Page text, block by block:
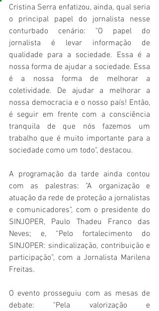
Cristina Serra enfatizou, ainda, qual seria
o principal papel do jornalista nesse
conturbado cenário: "O papel do
jornalista é levar informação de
qualidade para a sociedade. Essa é a
nossa forma de ajudar a sociedade. Essa
é a nossa forma de melhorar a
coletividade. De ajudar a melhorar a
nossa democracia e o nosso país! Então,
é seguir em frente com a consciência
tranquila de que nós fazemos um
trabalho que é muito importante para a
sociedade como um todo", destacou.
A programação da tarde ainda contou
com as palestras: "A organização e
atuação da rede de proteção a jornalistas
e comunicadores", com o presidente do
SINJOPER, Paulo Thadeu Franco das
Neves; e, “Pelo fortalecimento do
SINJOPER: sindicalização, contribuição e
participação”, com a Jornalista Marilena
Freitas.
O evento prosseguiu com as mesas de
debate: "Pela valorização e